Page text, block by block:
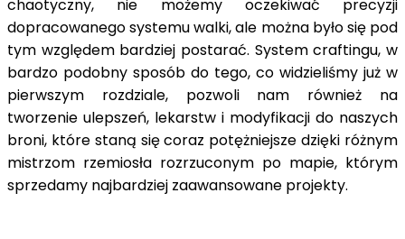
chaotyczny, nie możemy oczekiwać precyzji
dopracowanego systemu walki, ale można było się pod
tym względem bardziej postarać. System craftingu, w
bardzo podobny sposób do tego, co widzieliśmy już w
pierwszym rozdziale, pozwoli nam również na
tworzenie ulepszeń, lekarstw i modyfikacji do naszych
broni, które staną się coraz potężniejsze dzięki różnym
mistrzom rzemiosła rozrzuconym po mapie, którym
sprzedamy najbardziej zaawansowane projekty.